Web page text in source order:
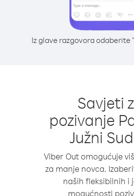
Iz glave razgovora odaberite
Savjeti
pozivanje
Južni
Viber Out omogućuje
za manje novca.
naših fleksibilnih i
mogućnosti